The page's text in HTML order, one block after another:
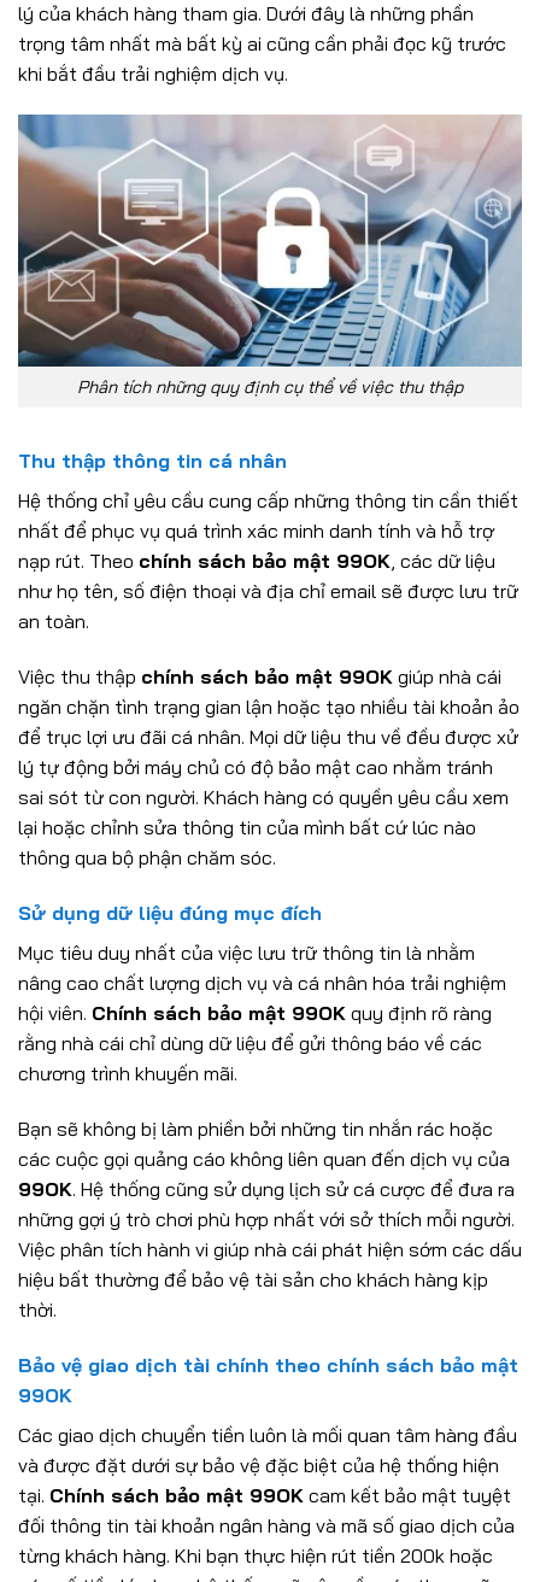
lý của khách hàng tham gia. Dưới đây là những phần
trọng tâm nhất mà bất kỳ ai cũng cần phải đọc kỹ trước
khi bắt đầu trải nghiệm dịch vụ.
Phân tích những quy định cụ thể về việc thu thập
Thu thập thông tin cá nhân
Hệ thống chỉ yêu cầu cung cấp những thông tin cần thiết
nhất để phục vụ quá trình xác minh danh tính và hỗ trợ
nạp rút. Theo chính sách bảo mật 99OK, các dữ liệu
như họ tên, số điện thoại và địa chỉ email sẽ được lưu trữ
an toàn.
Việc thu thập chính sách bảo mật 99OK giúp nhà cái
ngăn chặn tình trạng gian lận hoặc tạo nhiều tài khoản ảo
để trục lợi ưu đãi cá nhân. Mọi dữ liệu thu về đều được xử
lý tự động bởi máy chủ có độ bảo mật cao nhằm tránh
sai sót từ con người. Khách hàng có quyền yêu cầu xem
lại hoặc chỉnh sửa thông tin của mình bất cứ lúc nào
thông qua bộ phận chăm sóc.
Sử dụng dữ liệu đúng mục đích
Mục tiêu duy nhất của việc lưu trữ thông tin là nhằm
nâng cao chất lượng dịch vụ và cá nhân hóa trải nghiệm
hội viên. Chính sách bảo mật 99OK quy định rõ ràng
rằng nhà cái chỉ dùng dữ liệu để gửi thông báo về các
chương trình khuyến mãi.
Bạn sẽ không bị làm phiền bởi những tin nhắn rác hoặc
các cuộc gọi quảng cáo không liên quan đến dịch vụ của
99OK. Hệ thống cũng sử dụng lịch sử cá cược để đưa ra
những gợi ý trò chơi phù hợp nhất với sở thích mỗi người.
Việc phân tích hành vi giúp nhà cái phát hiện sớm các dấu
hiệu bất thường để bảo vệ tài sản cho khách hàng kịp
thời.
Bảo vệ giao dịch tài chính theo chính sách bảo mật
99OK
Các giao dịch chuyển tiền luôn là mối quan tâm hàng đầu
và được đặt dưới sự bảo vệ đặc biệt của hệ thống hiện
tại. Chính sách bảo mật 99OK cam kết bảo mật tuyệt
đối thông tin tài khoản ngân hàng và mã số giao dịch của
từng khách hàng. Khi bạn thực hiện rút tiền 200k hoặc